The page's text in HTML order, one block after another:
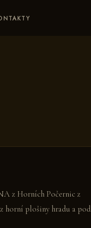
z Horních Počernic z
horní plošiny hradu a pod